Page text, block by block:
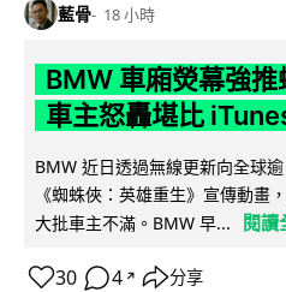
藍骨 18 小時
BMW 車廂熒幕強
車主怒轟堪比
BMW 近日透過無線更新向全球
《蜘蛛俠：英雄重生》宣傳動畫
大批車主不滿。BMW 早...
閱讀
30 4 ↗ 分享